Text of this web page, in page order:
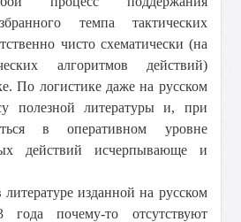
темпа тактических
чисто схематически (на
алгоритмов действий)
По логистике даже на русском
полезной литературы и, при
в оперативном уровне
действий исчерпывающе и
изданной на русском
года почему-то отсутствуют